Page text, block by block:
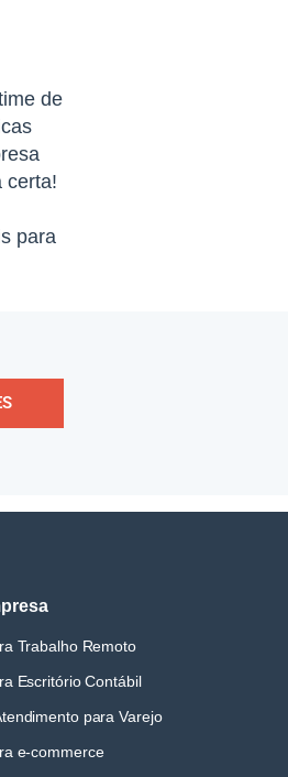
de
certa!
para
Trabalho Remoto
Escritório Contábil
para Varejo
e-commerce